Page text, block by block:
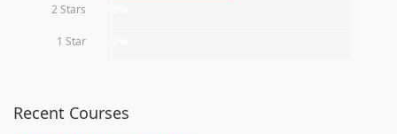
2 Stars
1 Star
Recent Courses